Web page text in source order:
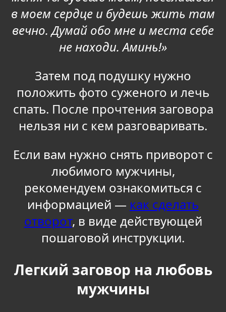
в моем сердце и будешь жить там
вечно. Думай обо мне и места себе
не находи. Аминь!»
Затем под подушку нужно
положить фото суженого и лечь
спать. После прочтения заговора
нельзя ни с кем разговаривать.
Если вам нужно снять приворот с
любимого мужчины,
рекомендуем ознакомиться с
информацией — как сделать
отворот, в виде действующей
пошаговой инструкции.
Легкий заговор на любовь
мужчины